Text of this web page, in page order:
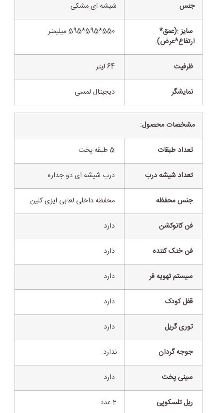
جنس شیشه ای مشکی
سایز :(عمق*
ارتفاع*عرض)
ظرفیت
نمایشگر دیجیتال لمسی
مشخصات محصول:
تعداد طبقات
تعداد شیشه درب درب شیشه ای دو جداره
جنس محفظه محفظه داخلی لعابی ایزی کلین
فن کانوکشن دارد
فن خنک کننده دارد
سیستم تهویه فر دارد
قفل کودک دارد
توری گریل دارد
جوجه گردان ندارد
سینی پخت دارد
ریل تلسکوپی 2 عدد